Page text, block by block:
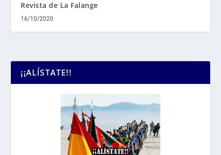
Revista de La Falange
16/10/2020
¡¡ALÍSTATE!!